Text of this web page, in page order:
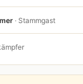
· Stammgast